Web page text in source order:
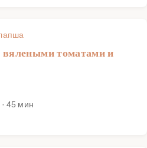
томатами и
45 мин